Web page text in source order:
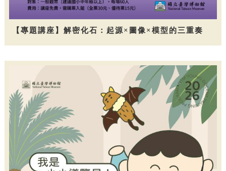
【專題講座】解密化石：起源×圖像×模型的三重奏